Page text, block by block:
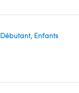
Débutant, Enfants